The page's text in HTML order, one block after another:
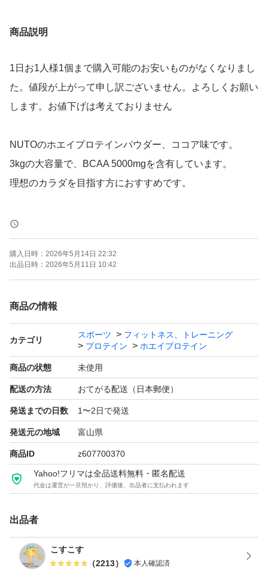
商品説明
1日お1人様1個まで購入可能のお安いものがなくなりまし
た。値段が上がって申し訳ございません。よろしくお願い
します。お値下げは考えておりません
NUTOのホエイプロテインパウダー、ココア味です。
3kgの大容量で、BCAA 5000mgを含有しています。
理想のカラダを目指す方におすすめです。
よろしくお願いいたします。
購入日時： 2026年5月14日 22:32
出品日時： 2026年5月11日 10:42
商品の情報
カテゴリ
スポーツ
フィットネス、トレーニング
プロテイン
ホエイプロテイン
商品の状態 未使用
配送の方法 おてがる配送（日本郵便）
発送までの日数 1〜2日で発送
発送元の地域 富山県
商品ID z607700370
Yahoo!フリマは全品送料無料・匿名配送
代金は運営が一旦預かり、評価後、出品者に支払われます
出品者
こすこす
（2213） 本人確認済